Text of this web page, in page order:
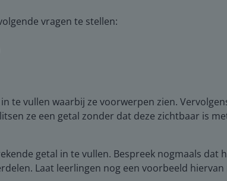
vragen te stellen:
te vullen waarbij ze voorwerpen zien.
ze een getal zonder dat deze zichtbaar is
getal in te vullen. Bespreek nogmaals dat
Laat leerlingen nog een voorbeeld hiervan